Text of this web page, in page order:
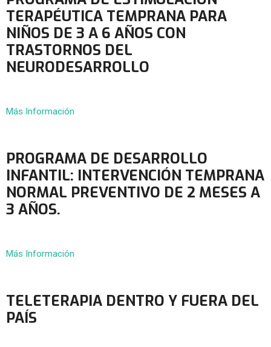
TERAPÉUTICA TEMPRANA PARA
NIÑOS DE 3 A 6 AÑOS CON
TRASTORNOS DEL
NEURODESARROLLO
Más Información
PROGRAMA DE DESARROLLO
INFANTIL: INTERVENCIÓN TEMPRANA
NORMAL PREVENTIVO DE 2 MESES A
3 AÑOS.
Más Información
TELETERAPIA DENTRO Y FUERA DEL
PAÍS